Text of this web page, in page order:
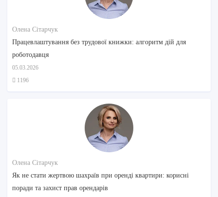
Олена Сітарчук
Працевлаштування без трудової книжки: алгоритм дій для
роботодавця
05.03.2026
1196
Олена Сітарчук
Як не стати жертвою шахраїв при оренді квартири: корисні
поради та захист прав орендарів